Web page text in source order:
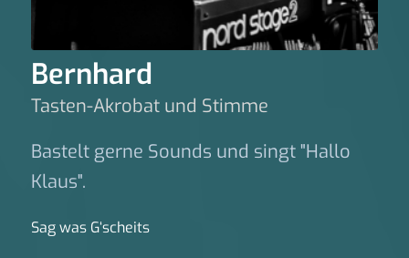
Bernhard
Tasten-Akrobat und Stimme
Bastelt gerne Sounds und singt "Hallo
Klaus".
Sag was G‘scheits